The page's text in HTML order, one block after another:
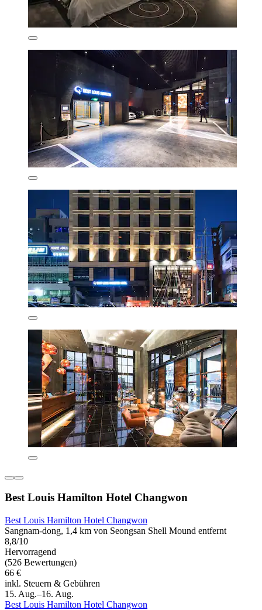
Best Louis Hamilton Hotel Changwon
Best Louis Hamilton Hotel Changwon
Sangnam-dong, 1,4 km von Seongsan Shell Mound entfernt
8,8/10
Hervorragend
(526 Bewertungen)
66 €
inkl. Steuern & Gebühren
15. Aug.–16. Aug.
Best Louis Hamilton Hotel Changwon